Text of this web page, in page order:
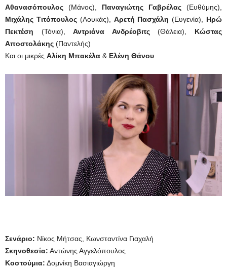
Αθανασόπουλος (Μάνος), Παναγιώτης Γαβρέλας (Ευθύμης),
Μιχάλης Τιτόπουλος(Λουκάς), Αρετή Πασχάλη (Ευγενία), Ηρώ
Πεκτέση (Τόνια),Αντριάνα Ανδρέοβιτς(Θάλεια), Κώστας
Αποστολάκης (Παντελής)
Και οι μικρές Αλίκη Μπακέλα & Ελένη Θάνου
Σενάριο: Nίκος Μήτσας, Κωνσταντίνα Γιαχαλή
Σκηνοθεσία: Αντώνης Αγγελόπουλος
Κοστούμια: Δομνίκη Βασιαγιώργη